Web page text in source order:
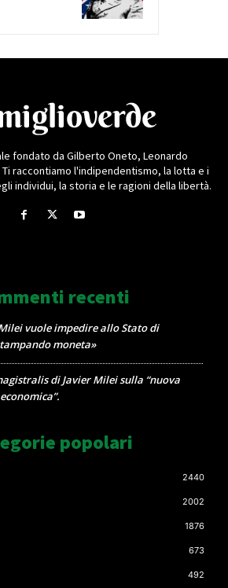
fondato da Gilberto Oneto, Leonardo
Ti raccontiamo l'indipendentismo, la lotta e i
individui, la storia e le ragioni della libertà.
recenti
vuole impedire allo Stato di
moneta»
di Javier Milei sulla “nuova
popolari
2440
2002
1876
673
492